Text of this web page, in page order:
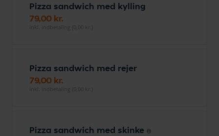
Pizza sandwich med kylling
79,00 kr.
inkl. indbetaling (0,00 kr.)
Pizza sandwich med rejer
79,00 kr.
inkl. indbetaling (0,00 kr.)
Pizza sandwich med skinke